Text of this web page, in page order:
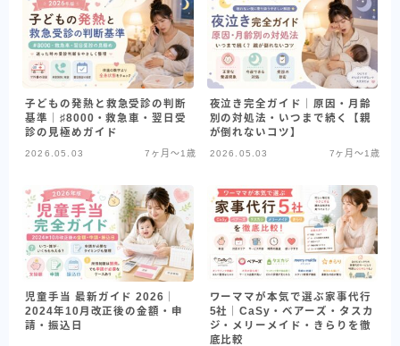
子どもの発熱と救急受診の判断
基準｜♯8000・救急車・翌日受
診の見極めガイド
2026.05.03 7ヶ月〜1歳
夜泣き完全ガイド｜原因・月齢
別の対処法・いつまで続く【親
が倒れないコツ】
2026.05.03 7ヶ月〜1歳
児童手当 最新ガイド 2026｜
2024年10月改正後の金額・申
請・振込日
ワーママが本気で選ぶ家事代行
5社｜CaSy・ベアーズ・タスカ
ジ・メリーメイド・きらりを徹
底比較